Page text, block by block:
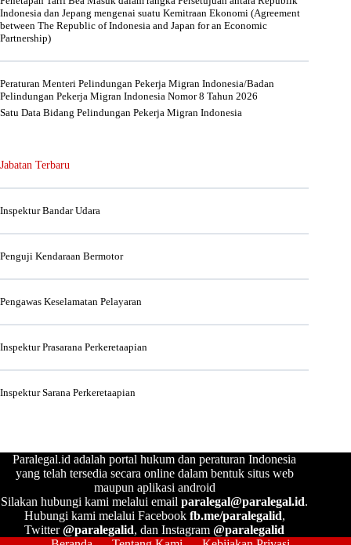
Indonesia dan Jepang mengenai suatu Kemitraan Ekonomi (Agreement
between The Republic of Indonesia and Japan for an Economic
Partnership)
Peraturan Menteri Pelindungan Pekerja Migran Indonesia/Badan
Pelindungan Pekerja Migran Indonesia Nomor 8 Tahun 2026
Satu Data Bidang Pelindungan Pekerja Migran Indonesia
Jabatan Terbaru
Inspektur Bandar Udara
Penguji Kendaraan Bermotor
Pengawas Keselamatan Pelayaran
Inspektur Prasarana Perkeretaapian
Inspektur Sarana Perkeretaapian
Paralegal.id adalah portal hukum dan peraturan Indonesia
yang telah tersedia secara online dalam bentuk situs web
maupun aplikasi android
Silakan hubungi kami melalui emailparalegal@paralegal.id.
Hubungi kami melalui Facebook fb.me/paralegalid,
Twitter@paralegalid, dan Instagram@paralegalid